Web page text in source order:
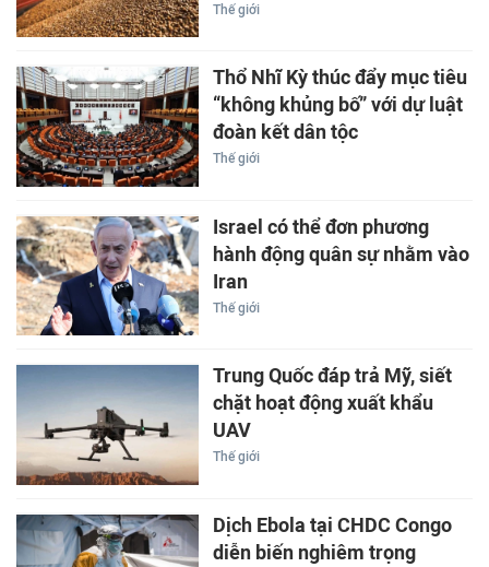
Thế giới
Thổ Nhĩ Kỳ thúc đẩy mục tiêu
“không khủng bố” với dự luật
đoàn kết dân tộc
Thế giới
Israel có thể đơn phương
hành động quân sự nhằm vào
Iran
Thế giới
Trung Quốc đáp trả Mỹ, siết
chặt hoạt động xuất khẩu
UAV
Thế giới
Dịch Ebola tại CHDC Congo
diễn biến nghiêm trọng